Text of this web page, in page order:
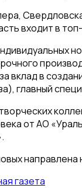
входит в
вклад в
главный
от АО
направлена
газета